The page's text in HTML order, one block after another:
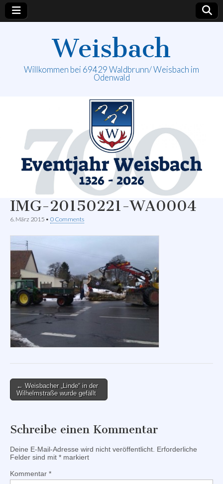
Weisbach
Willkommen bei 69429 Waldbrunn/ Weisbach im
Odenwald
IMG-20150221-WA0004
6. März 2015 • 0 Comments
Post
navigation
← Weisbacher „Linde“ in der
Wilhelmstraße wurde gefällt
Schreibe einen Kommentar
Deine E-Mail-Adresse wird nicht veröffentlicht. Erforderliche
Felder sind mit * markiert
Kommentar *